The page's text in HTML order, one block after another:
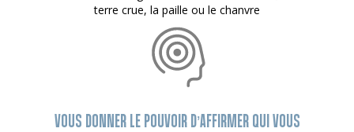
terre crue, la paille ou le chanvre
VOUS DONNER LE POUVOIR D’AFFIRMER QUI VOUS